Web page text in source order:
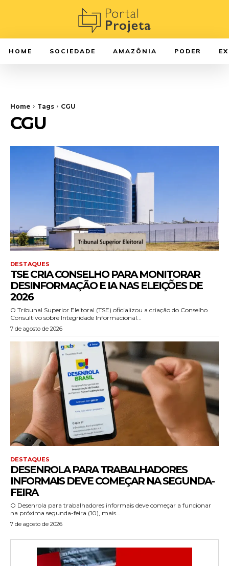
HOME SOCIEDADE AMAZÔNIA PODER
Home Tags CGU
CGU
DESTAQUES
TSE CRIA CONSELHO PARA MONITORAR
DESINFORMAÇÃO E IA NAS ELEIÇÕES DE
2026
O Tribunal Superior Eleitoral (TSE) oficializou a criação do Conselho
Consultivo sobre Integridade Informacional...
7 de agosto de 2026
DESTAQUES
DESENROLA PARA TRABALHADORES
INFORMAIS DEVE COMEÇAR NA SEGUNDA-
FEIRA
O Desenrola para trabalhadores informais deve começar a funcionar
na próxima segunda-feira (10), mais...
7 de agosto de 2026